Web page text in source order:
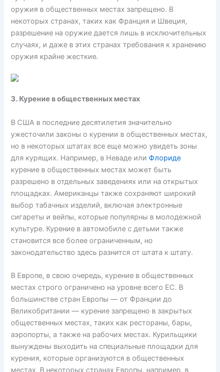
оружия в общественных местах запрещено. В
некоторых странах, таких как Франция и Швеция,
разрешение на оружие дается лишь в исключительных
случаях, и даже в этих странах требования к хранению
оружия крайне жесткие.
3. Курение в общественных местах
В США в последние десятилетия значительно
ужесточили законы о курении в общественных местах,
но в некоторых штатах все еще можно увидеть зоны
для курящих. Например, в Неваде или Флориде
курение в общественных местах может быть
разрешено в отдельных заведениях или на открытых
площадках. Американцы также сохраняют широкий
выбор табачных изделий, включая электронные
сигареты и вейпы, которые популярны в молодежной
культуре. Курение в автомобиле с детьми также
становится все более ограниченным, но
законодательство здесь разнится от штата к штату.
В Европе, в свою очередь, курение в общественных
местах строго ограничено на уровне всего ЕС. В
большинстве стран Европы — от Франции до
Великобритании — курение запрещено в закрытых
общественных местах, таких как рестораны, бары,
аэропорты, а также на рабочих местах. Курильщики
вынуждены выходить на специальные площадки для
курения, которые организуются в общественных
местах. В некоторых странах Европы, например, в